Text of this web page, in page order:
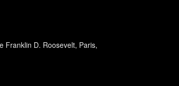
Franklin D. Roosevelt, Paris,